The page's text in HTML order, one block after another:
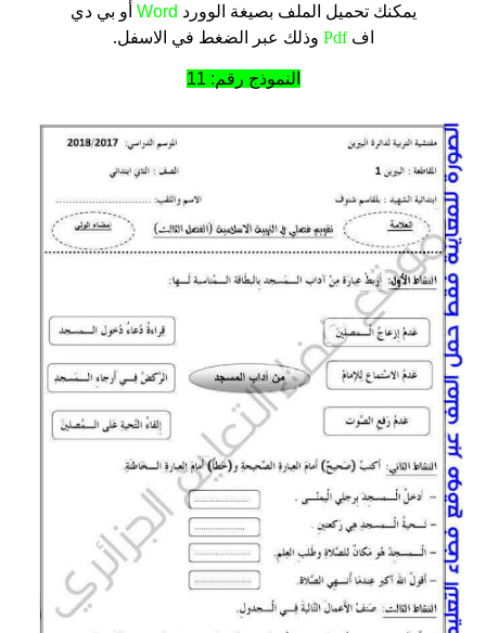
يمكنك تحميل الملف بصيغة الوورد Word أو بي دي
افPdf وذلك عبر الضغط في الاسفل.
النموذج رقم: 11